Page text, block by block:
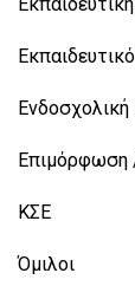
Επιμόρφωση
ΚΣΕ
Όμιλοι